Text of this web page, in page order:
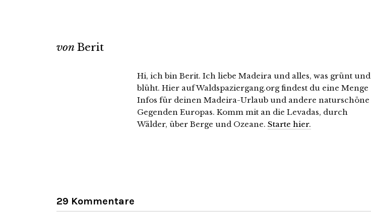
von Berit
Hi, ich bin Berit. Ich liebe Madeira und alles, was grünt und
blüht. Hier auf Waldspaziergang.org findest du eine Menge
Infos für deinen Madeira-Urlaub und andere naturschöne
Gegenden Europas. Komm mit an die Levadas, durch
Wälder, über Berge und Ozeane. Starte hier.
29 Kommentare